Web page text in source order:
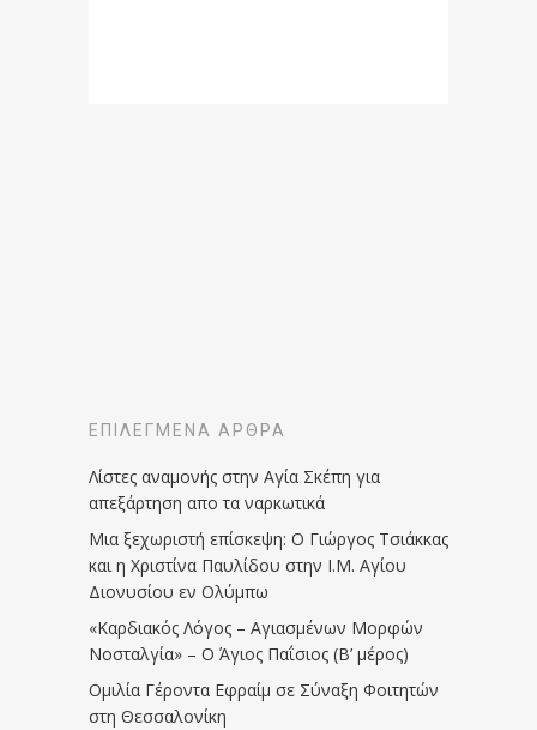
ΕΠΙΛΕΓΜΈΝΑ ΆΡΘΡΑ
Λίστες αναμονής στην Αγία Σκέπη για
απεξάρτηση απο τα ναρκωτικά
Μια ξεχωριστή επίσκεψη: Ο Γιώργος Τσιάκκας
και η Χριστίνα Παυλίδου στην Ι.Μ. Αγίου
Διονυσίου εν Ολύμπω
«Καρδιακός Λόγος – Αγιασμένων Μορφών
Νοσταλγία» – Ο Άγιος Παΐσιος (Β’ μέρος)
Ομιλία Γέροντα Εφραίμ σε Σύναξη Φοιτητών
στη Θεσσαλονίκη